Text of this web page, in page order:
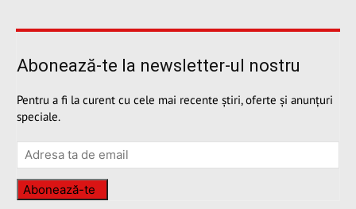
Abonează-te la newsletter-ul nostru
Pentru a fi la curent cu cele mai recente știri, oferte și anunțuri
speciale.
Abonează-te